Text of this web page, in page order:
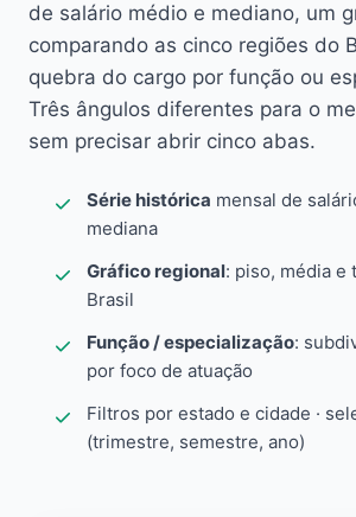
de salário médio e mediano, um
comparando as cinco regiões do
quebra do cargo por função ou
Três ângulos diferentes para o
sem precisar abrir cinco abas.
Série histórica mensal de
mediana
Gráfico regional: piso, média e
Brasil
Função / especialização:
por foco de atuação
Filtros por estado e cidade ·
(trimestre, semestre, ano)